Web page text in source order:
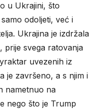
u Ukrajini, što
odoljeti, već i
Ukrajina je izdržala
prije svega ratovanja
uvezenih iz
je završeno, a s njim i
nametnuo na
nego što je Trump